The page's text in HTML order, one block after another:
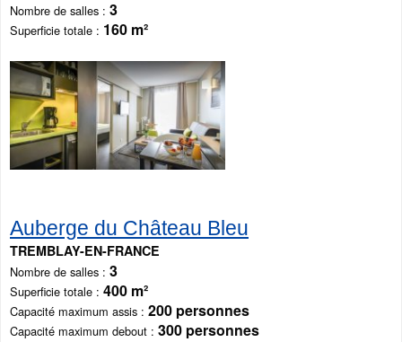
Nombre de salles 3
Superficie totale 160 m²
Auberge du Château Bleu
TREMBLAY-EN-FRANCE
Nombre de salles 3
Superficie totale 400 m²
Capacité maximum assis 200 personnes
Capacité maximum debout 300 personnes